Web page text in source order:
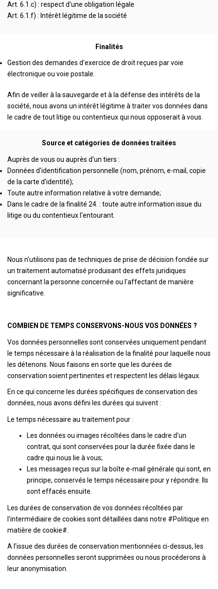
Art. 6.1.c) : respect d'une obligation légale
Art. 6.1.f) : Intérêt légitime de la société
Finalités
Gestion des demandes d'exercice de droit reçues par voie
électronique ou voie postale.
Afin de veiller à la sauvegarde et à la défense des intérêts de la
société, nous avons un intérêt légitime à traiter vos données dans
le cadre de tout litige ou contentieux qui nous opposerait à vous.
Source et catégories de données traitées
Auprès de vous ou auprès d'un tiers :
Données d'identification personnelle (nom, prénom, e-mail, copie
de la carte d'identité);
Toute autre information relative à votre demande;
Dans le cadre de la finalité 24. : toute autre information issue du
litige ou du contentieux l'entourant.
Nous n'utilisons pas de techniques de prise de décision fondée sur
un traitement automatisé produisant des effets juridiques
concernant la personne concernée ou l'affectant de manière
significative.
COMBIEN DE TEMPS CONSERVONS-NOUS VOS DONNÉES ?
Vos données personnelles sont conservées uniquement pendant
le temps nécessaire à la réalisation de la finalité pour laquelle nous
les détenons. Nous faisons en sorte que les durées de
conservation soient pertinentes et respectent les délais légaux.
En ce qui concerne les durées spécifiques de conservation des
données, nous avons défini les durées qui suivent :
Le temps nécessaire au traitement pour :
Les données ou images récoltées dans le cadre d'un
contrat, qui sont conservées pour la durée fixée dans le
cadre qui nous lie à vous;
Les messages reçus sur la boîte e-mail générale qui sont, en
principe, conservés le temps nécessaire pour y répondre. Ils
sont effacés ensuite.
Les durées de conservation de vos données récoltées par
l'intermédiaire de cookies sont détaillées dans notre #Politique en
matière de cookie#.
A l'issue des durées de conservation mentionnées ci-dessus, les
données personnelles seront supprimées ou nous procéderons à
leur anonymisation.